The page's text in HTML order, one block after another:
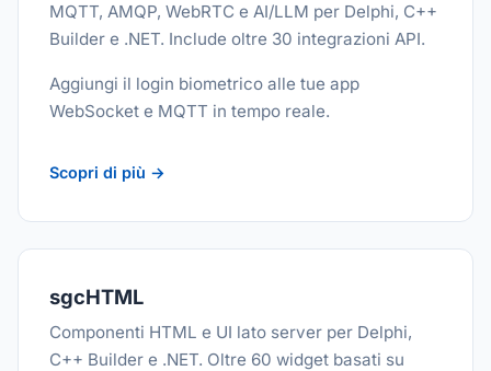
MQTT, AMQP, WebRTC e AI/LLM per Delphi, C++
Builder e .NET. Include oltre 30 integrazioni API.
Aggiungi il login biometrico alle tue app
WebSocket e MQTT in tempo reale.
Scopri di più →
sgcHTML
Componenti HTML e UI lato server per Delphi,
C++ Builder e .NET. Oltre 60 widget basati su